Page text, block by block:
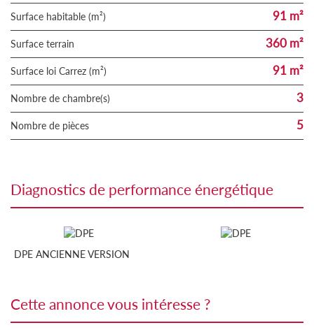
Surface habitable (m²) 91 m²
surface terrain 360 m²
Surface loi Carrez (m²) 91 m²
Nombre de chambre(s) 3
Nombre de pièces 5
diagnostics de performance énergétique
DPE ANCIENNE VERSION
cette annonce vous intéresse ?